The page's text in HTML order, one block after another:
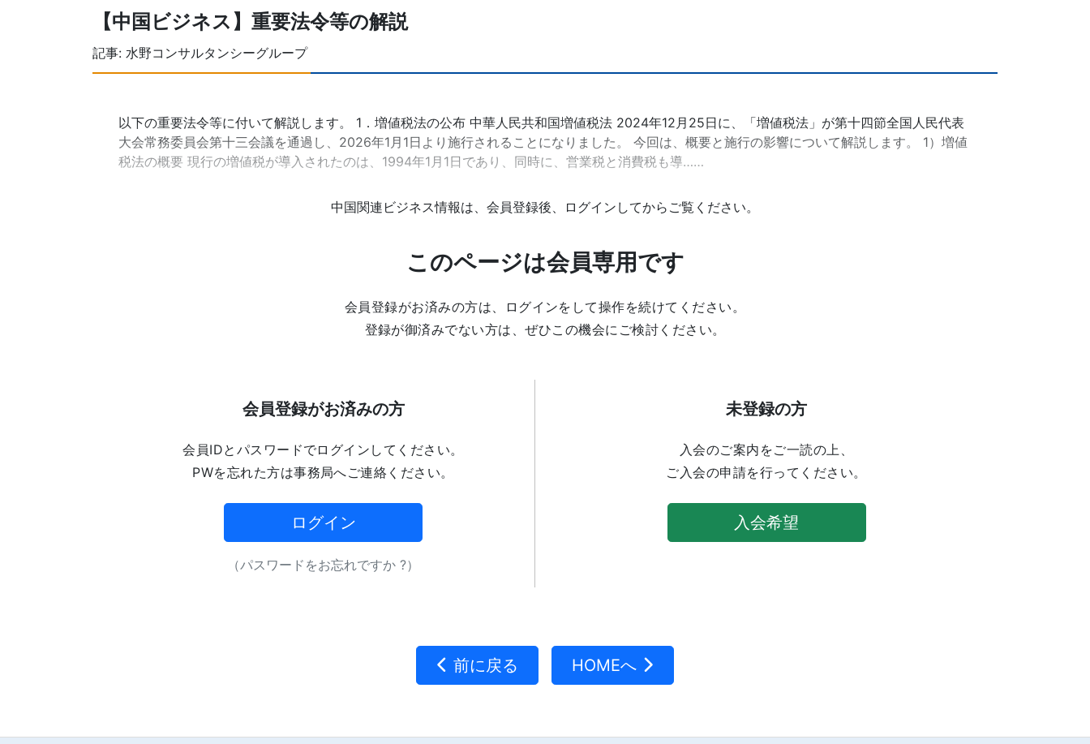
【中国ビジネス】重要法令等の解説
記事: 水野コンサルタンシーグループ
以下の重要法令等に付いて解説します。 1．増値税法の公布 中華人民共和国増値税法 2024年12月25日に、「増値税法」が第十四節全国人民代表
大会常務委員会第十三会議を通過し、2026年1月1日より施行されることになりました。 今回は、概要と施行の影響について解説します。 1）増値
税法の概要 現行の増値税が導入されたのは、1994年1月1日であり、同時に、営業税と消費税も導……
中国関連ビジネス情報は、会員登録後、ログインしてからご覧ください。
このページは会員専用です
会員登録がお済みの方は、ログインをして操作を続けてください。
登録が御済みでない方は、ぜひこの機会にご検討ください。
会員登録がお済みの方
会員IDとパスワードでログインしてください。
PWを忘れた方は事務局へご連絡ください。
ログイン
（パスワードをお忘れですか ?）
未登録の方
入会のご案内をご一読の上、
ご入会の申請を行ってください。
入会希望
前に戻る HOMEへ